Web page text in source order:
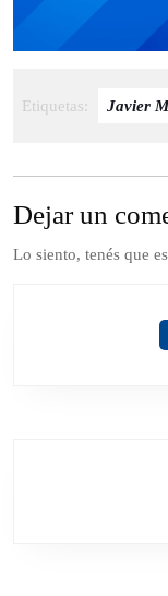
Etiquetas: Javier
Dejar un
Lo siento, tenés que